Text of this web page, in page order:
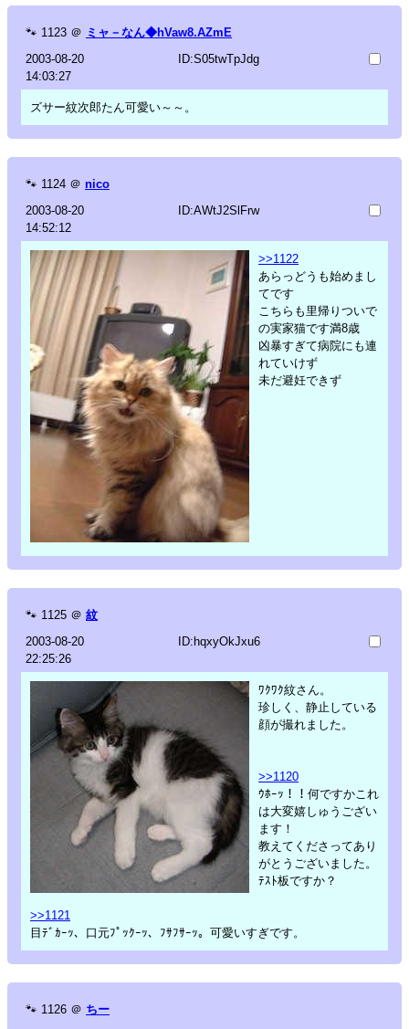
🐾 1123 ＠ ミャ－なん◆hVaw8.AZmE
2003-08-20
14:03:27
ID:S05twTpJdg
ズサー紋次郎たん可愛い～～。
🐾 1124 ＠ nico
2003-08-20
14:52:12
ID:AWtJ2SlFrw
>>1122
あらっどうも始めまし
てです
こちらも里帰りついで
の実家猫です満8歳
凶暴すぎて病院にも連
れていけず
未だ避妊できず
🐾 1125 ＠ 紋
2003-08-20
22:25:26
ID:hqxyOkJxu6
ﾜｸﾜｸ紋さん。
珍しく、静止している
顔が撮れました。
>>1120
ｳﾎｰｯ！！何ですかこれ
は大変嬉しゅうござい
ます！
教えてくださってあり
がとうございました。
ﾃｽﾄ板ですか？
>>1121
目ﾃﾞｶｰｯ、口元ﾌﾟｯｸｰｯ、ﾌｻﾌｻｰｯ。可愛いすぎです。
🐾 1126 ＠ ちー